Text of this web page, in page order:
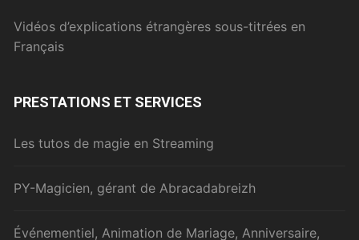
Vidéos d’explications étrangères sous-titrées en
Français
PRESTATIONS ET SERVICES
Les tutos de magie en Streaming
PY-Magicien, gérant de Abracadabreizh
Événementiel, Animation de Mariage, Anniversaire,